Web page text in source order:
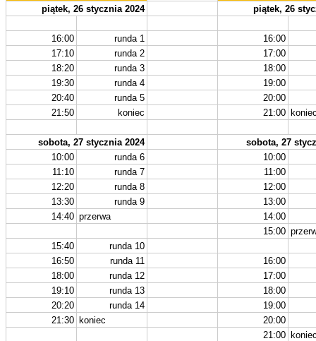
piątek, 26 stycznia 2024
piątek, 26
16:00 runda 1
16:00
17:10
runda 2
17:00
18:20
runda 3
18:00
19:30
runda 4
19:00
20:40
runda 5
20:00
21:50
koniec 21:00
sobota, 27 stycznia 2024
sobota, 27
10:00
runda 6
10:00
11:10
runda 7
11:00
12:20
runda 8
12:00
13:30
runda 9
13:00
14:40 przerwa
14:00
15:00
15:40
runda 10
16:50
runda 11
16:00
18:00
runda 12
17:00
19:10
runda 13
18:00
20:20
runda 14
19:00
21:30 koniec
20:00
21:00